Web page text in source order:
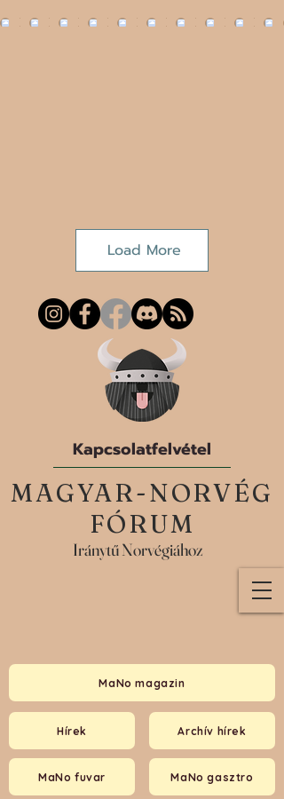
MAGYAR-NORVÉG
FÓRUM
Iránytű Norvégiához
Hírek
MaNo magazin
MaNo fuvar MaNo gasztro
Archív hírek
Kapcsolatfelvétel
Load More